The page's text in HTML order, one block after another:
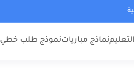
نماذج مبارياتنموذج طلب خطي